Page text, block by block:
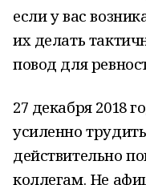
если у вас
их делать
повод для
27 декабря 2018
усиленно
действительно
коллегам. Не